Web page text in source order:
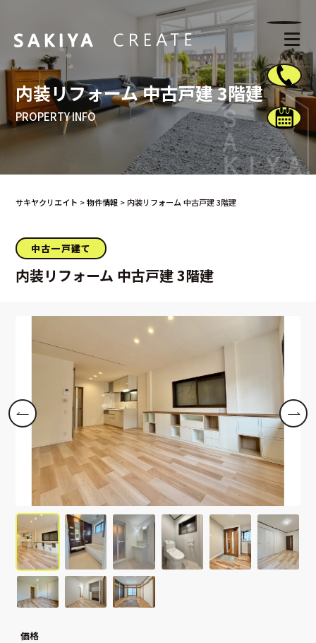
内装リフォーム 中古戸建 3階建
PROPERTY INFO
サキヤクリエイト >物件情報 > 内装リフォーム 中古戸建 3階建
中古一戸建て
内装リフォーム 中古戸建 3階建
価格